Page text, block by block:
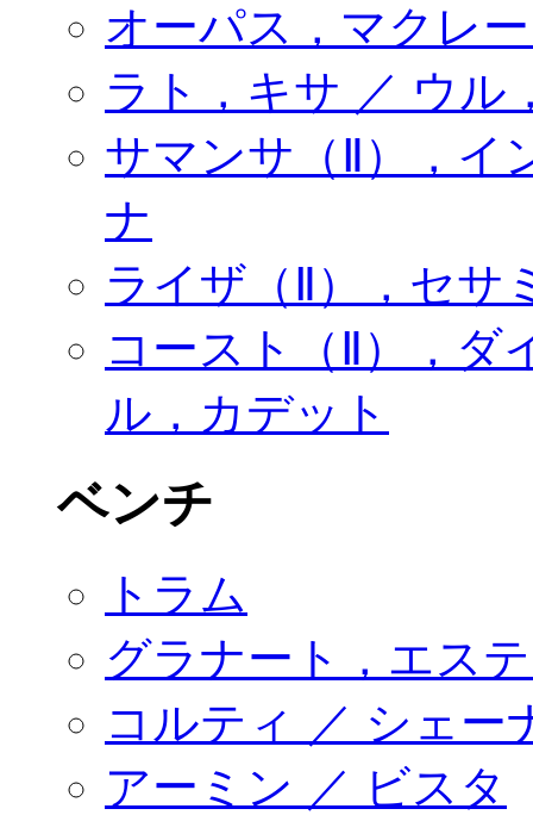
オーパス，マクレ
ラト，キサ ／ ウル
サマンサ（Ⅱ），イ
ナ
ライザ（Ⅱ），セサ
コースト（Ⅱ），ダ
ル，カデット
ベンチ
トラム
グラナート，エス
コルティ ／ シェー
アーミン ／ ビスタ